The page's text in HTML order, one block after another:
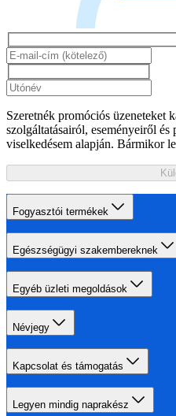
Szeretnék promóciós üzeneteket
szolgáltatásairól, eseményeiről
viselkedésem alapján. Bármikor
Fogyasztói termékek
Egészségügyi szakembereknek
Egyéb üzleti megoldások
Névjegy
Kapcsolat és támogatás
Legyen mindig naprakész